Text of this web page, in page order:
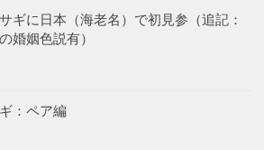
ギに日本（海老名）で初見参（追記：
婚姻色説有）
：ペア編